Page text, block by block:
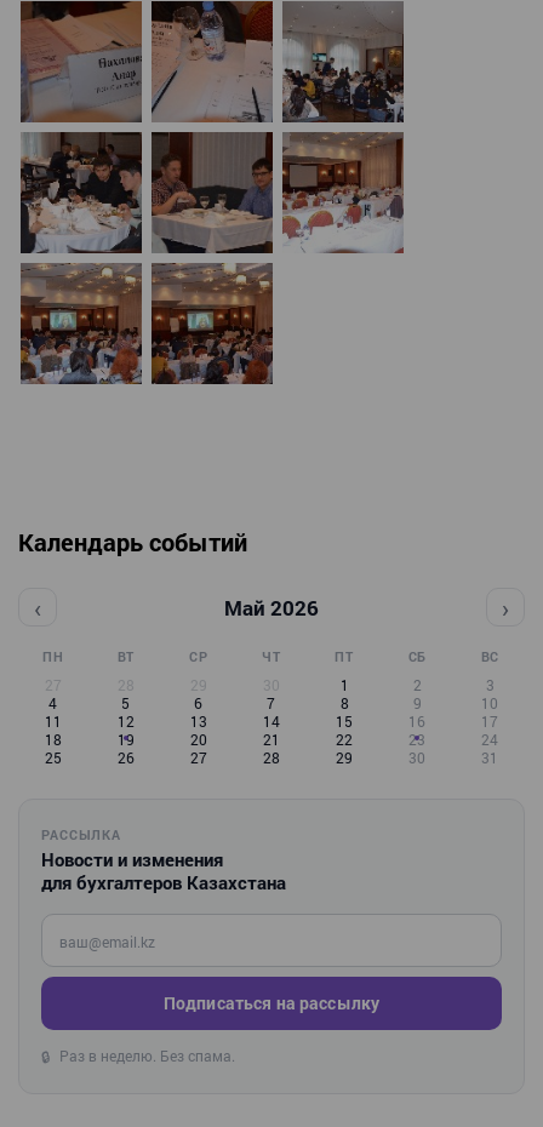
Календарь событий
‹ Май 2026 ›
ПН ВТ СР ЧТ ПТ СБ ВС
27 28 29 30 1 2
3
4
5 6 7 8 9
10
11
12 13 14 15 16
17
18
19 20 21 22 23
24
25
26 27 28 29 30 31
РАССЫЛКА
Новости и изменения
для бухгалтеров Казахстана
Введите ваш e-mail
Подписаться на рассылку
🔒 Раз в неделю. Без спама.